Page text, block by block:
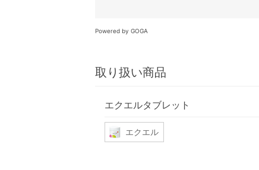
Powered by GOGA
取り扱い商品
エクエルタブレット
エクエル